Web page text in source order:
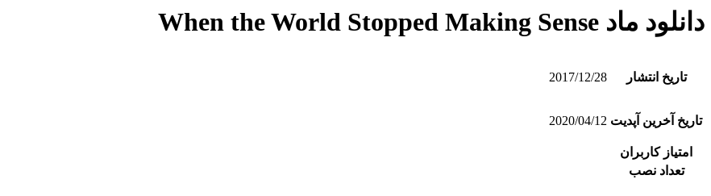
دانلود ماد When the World Stopped Making Sense
تاریخ انتشار 2017/12/28
تاریخ آخرین آپدیت 2020/04/12
امتیاز کاربران
تعداد نصب